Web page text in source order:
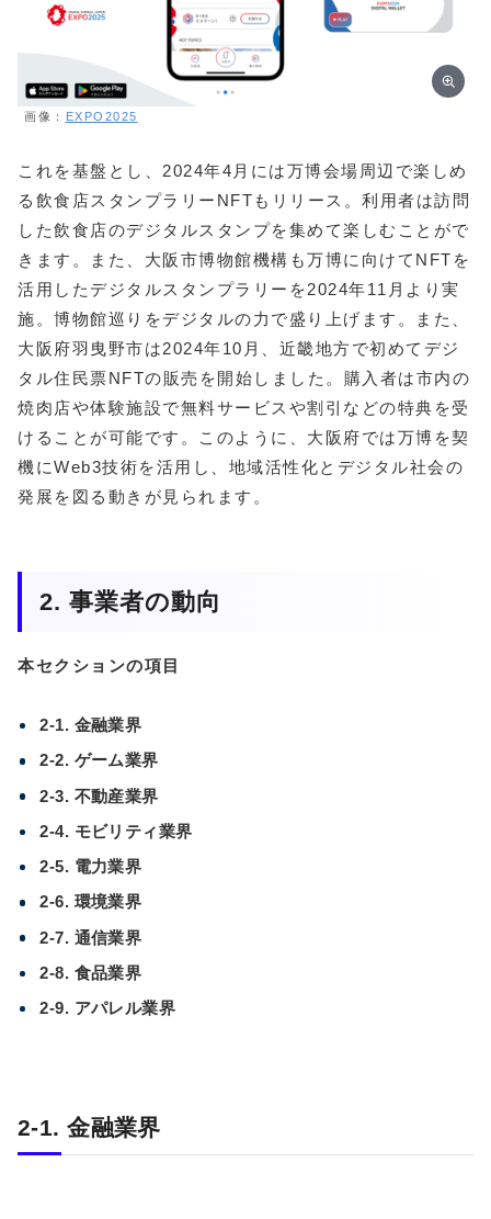
画像： EXPO2025
これを基盤とし、2024年4月には万博会場周辺で楽しめ
る飲食店スタンプラリーNFTもリリース。利用者は訪問
した飲食店のデジタルスタンプを集めて楽しむことがで
きます。また、大阪市博物館機構も万博に向けてNFTを
活用したデジタルスタンプラリーを2024年11月より実
施。博物館巡りをデジタルの力で盛り上げます。また、
大阪府羽曳野市は2024年10月、近畿地方で初めてデジ
タル住民票NFTの販売を開始しました。購入者は市内の
焼肉店や体験施設で無料サービスや割引などの特典を受
けることが可能です。このように、大阪府では万博を契
機にWeb3技術を活用し、地域活性化とデジタル社会の
発展を図る動きが見られます。
2. 事業者の動向
本セクションの項目
2-1. 金融業界
2-2. ゲーム業界
2-3. 不動産業界
2-4. モビリティ業界
2-5. 電力業界
2-6. 環境業界
2-7. 通信業界
2-8. 食品業界
2-9. アパレル業界
2-1. 金融業界